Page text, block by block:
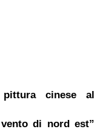
cinese al
di nord est”